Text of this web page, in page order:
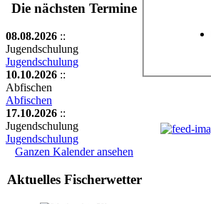
Die nächsten Termine
08.08.2026 ::
Jugendschulung
Jugendschulung
10.10.2026 ::
Abfischen
Abfischen
17.10.2026 ::
Jugendschulung
Jugendschulung
Ganzen Kalender ansehen
Aktuelles Fischerwetter